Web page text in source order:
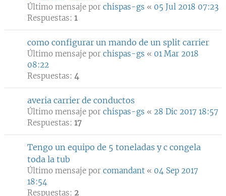
Último mensaje por chispas-gs « 05 Jul 2018 07:23
Respuestas: 1
como configurar un mando de un split carrier
Último mensaje por chispas-gs « 01 Mar 2018
08:22
Respuestas: 4
averia carrier de conductos
Último mensaje por chispas-gs « 28 Dic 2017 18:57
Respuestas: 17
Tengo un equipo de 5 toneladas y c congela
toda la tub
Último mensaje por comandant « 04 Sep 2017
18:54
Respuestas: 2